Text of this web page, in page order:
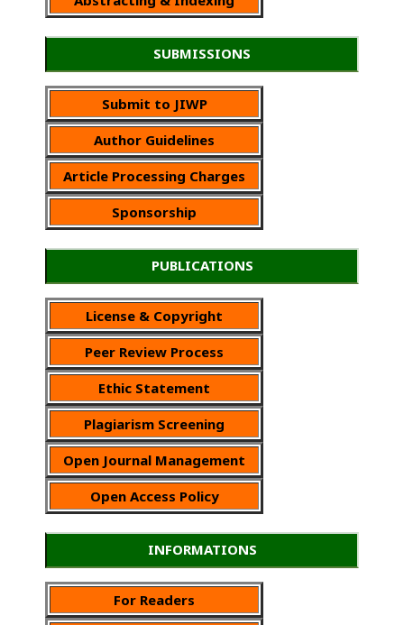
SUBMISSIONS
Submit to JIWP
Author Guidelines
Article Processing Charges
Sponsorship
PUBLICATIONS
License & Copyright
Peer Review Process
Ethic Statement
Plagiarism Screening
Open Journal Management
Open Access Policy
INFORMATIONS
For Readers